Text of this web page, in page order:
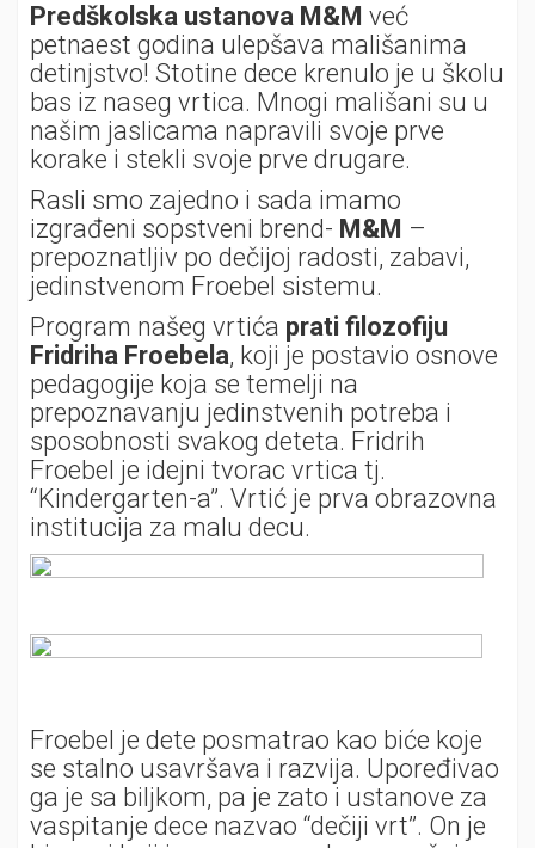
Predškolska ustanova M&M već
petnaest godina ulepšava mališanima
detinjstvo! Stotine dece krenulo je u školu
bas iz naseg vrtica. Mnogi mališani su u
našim jaslicama napravili svoje prve
korake i stekli svoje prve drugare.
Rasli smo zajedno i sada imamo
izgrađeni sopstveni brend- M&M –
prepoznatljiv po dečijoj radosti, zabavi,
jedinstvenom Froebel sistemu.
Program našeg vrtića prati filozofiju
Fridriha Froebela, koji je postavio osnove
pedagogije koja se temelji na
prepoznavanju jedinstvenih potreba i
sposobnosti svakog deteta. Fridrih
Froebel je idejni tvorac vrtica tj.
“Kindergarten-a”. Vrtić je prva obrazovna
institucija za malu decu.
Froebel je dete posmatrao kao biće koje
se stalno usavršava i razvija. Upoređivao
ga je sa biljkom, pa je zato i ustanove za
vaspitanje dece nazvao “dečiji vrt”. On je